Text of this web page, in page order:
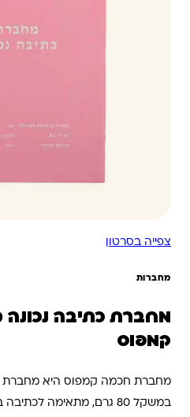
צפייה בסרטון
מחברות
קמפוס
במשקל 80 גרם, מתאימה